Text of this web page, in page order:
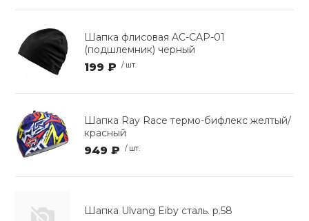
Шапка флисовая AC-CAP-01
(подшлемник) черный
199 ₽ / шт.
Шапка Ray Race термо-бифлекс желтый/
красный
949 ₽ / шт.
Шапка Ulvang Eiby сталь. р.58